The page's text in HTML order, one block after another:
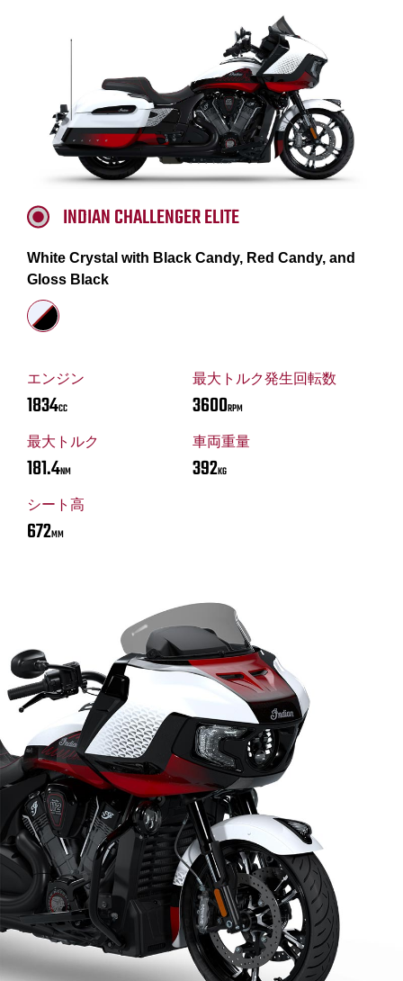
エンジン
1834CC
最大トルク発生回転数
3600RPM
最大トルク
181.4NM
車両重量
392KG
シート高
672MM
INDIAN CHALLENGER ELITE
White Crystal with Black Candy, Red Candy, and
Gloss Black